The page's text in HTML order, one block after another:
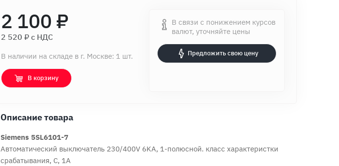
2 100 ₽
2 520 ₽ c НДС
В наличии на складе в г. Москве: 1 шт.
В корзину
В связи с понижением курсов
валют, уточняйте цены
Предложить свою цену
Описание товара
Siemens 5SL6101-7
Автоматический выключатель 230/400V 6KA, 1-полюсной. класс характеристки
срабатывания, C, 1A